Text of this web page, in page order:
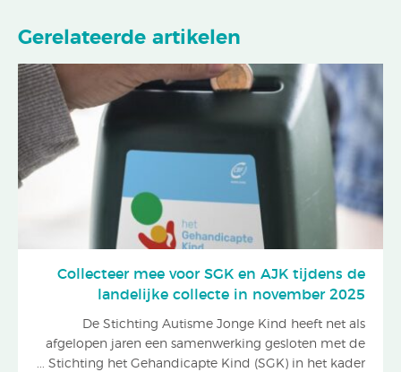
Gerelateerde artikelen
Collecteer mee voor SGK en AJK tijdens de
landelijke collecte in november 2025
De Stichting Autisme Jonge Kind heeft net als
afgelopen jaren een samenwerking gesloten met de
Stichting het Gehandicapte Kind (SGK) in het kader ...